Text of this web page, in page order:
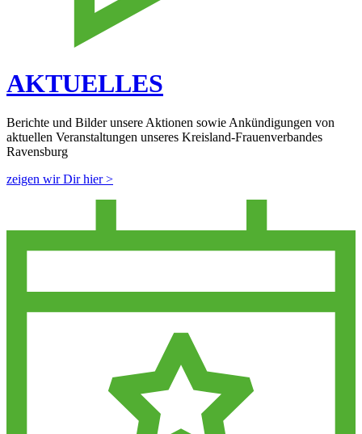
AKTUELLES
Berichte und Bilder unsere Aktionen sowie Ankündigungen von
aktuellen Veranstaltungen unseres Kreisland-Frauenverbandes
Ravensburg
zeigen wir Dir hier >